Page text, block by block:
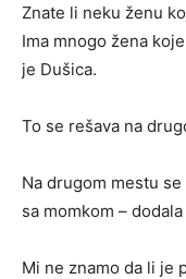
Znate li neku ženu
Ima mnogo žena
je Dušica.
To se rešava na
Na drugom mestu
sa momkom –
Mi ne znamo da li je